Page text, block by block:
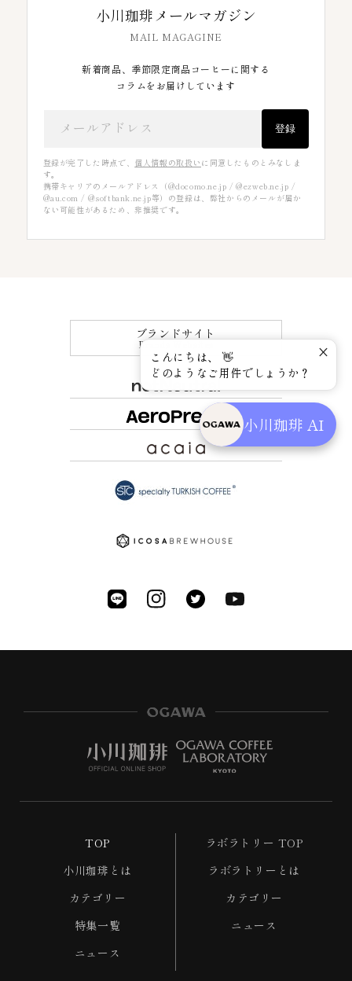
こんにちは、 👋
どのようなご用件でしょうか？
小川珈琲 AI
小川珈琲メールマガジン
MAIL MAGAGINE
新着商品、季節限定商品コーヒーに関する
コラムをお届けしています
メールアドレス 登録
登録が完了した時点で、 個人情報の取扱い に同意したものとみなしま
す。
携帯キャリアのメールアドレス（@docomo.ne.jp / @ezweb.ne.jp /
@au.com / @softbank.ne.jp等）の登録は、弊社からのメールが届か
ない可能性があるため、非推奨です。
ブランドサイト
Brands Websites
Translation
ja.general.social.links.line
InstagramX(Twitter)YouTube
TOP
小川珈琲とは
カテゴリー
特集一覧
ニュース
ラボラトリー TOP
ラボラトリーとは
カテゴリー
ニュース